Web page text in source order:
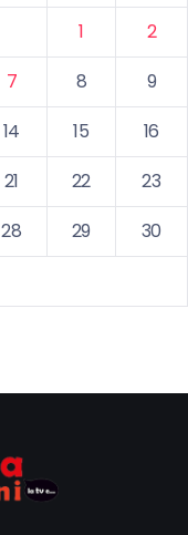
1
2
7 8
9
14 15
16
21 22
23
28 29
30